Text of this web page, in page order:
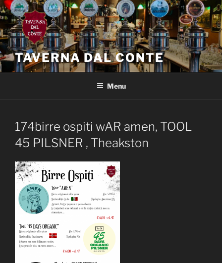
Salta
al
contenuto
TAVERNA DAL CONTE
Menu
174birre ospiti wAR amen, TOOL
45 PILSNER , Theakston